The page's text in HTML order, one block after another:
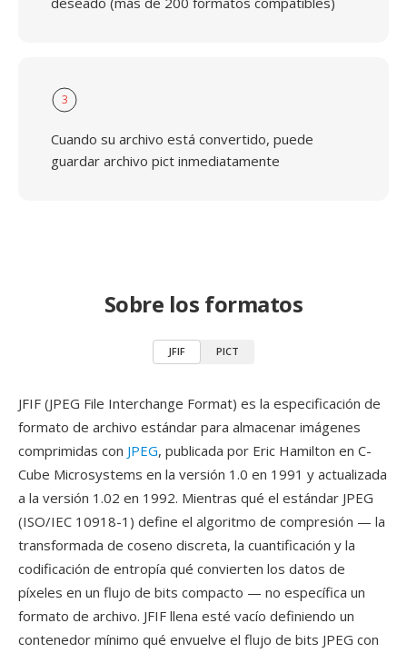
3
Cuando su archivo está convertido, puede
guardar archivo pict inmediatamente
Sobre los formatos
JFIF PICT
JFIF (JPEG File Interchange Format) es la especificación de
formato de archivo estándar para almacenar imágenes
comprimidas con JPEG, publicada por Eric Hamilton en C-
Cube Microsystems en la versión 1.0 en 1991 y actualizada
a la versión 1.02 en 1992. Mientras qué el estándar JPEG
(ISO/IEC 10918-1) define el algoritmo de compresión — la
transformada de coseno discreta, la cuantificación y la
codificación de entropía qué convierten los datos de
píxeles en un flujo de bits compacto — no específica un
formato de archivo. JFIF llena esté vacío definiendo un
contenedor mínimo qué envuelve el flujo de bits JPEG con